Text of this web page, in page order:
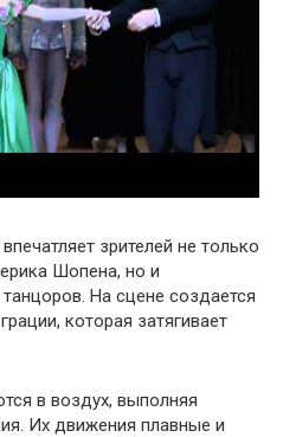
зрителей не только
Шопена, но и
На сцене создается
которая затягивает
в воздух, выполняя
Их движения плавные и